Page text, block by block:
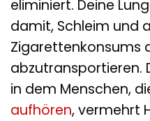
eliminiert. Deine
damit, Schleim und
Zigarettenkonsums
abzutransportieren.
in dem Menschen,
aufhören, vermehrt